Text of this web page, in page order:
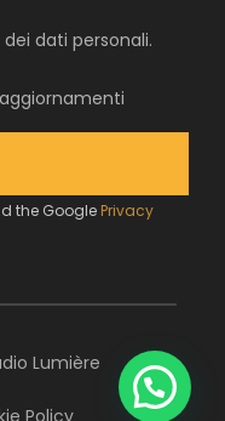
dati personali.
the Google Privacy
Lumière
Policy